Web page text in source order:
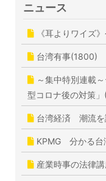
ニュース
《耳よりワイズ
台湾有事(1800)
～集中特別連載
型コロナ後の対策
台湾経済 潮流
KPMG 分かる台
産業時事の法律